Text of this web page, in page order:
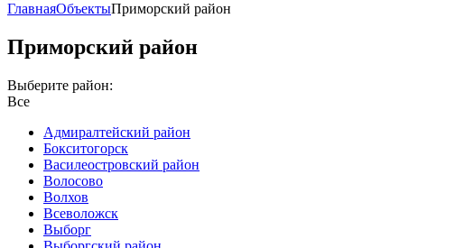
ГлавнаяОбъектыПриморский район
Приморский район
Выберите район:
Все
Адмиралтейский район
Бокситогорск
Василеостровский район
Волосово
Волхов
Всеволожск
Выборг